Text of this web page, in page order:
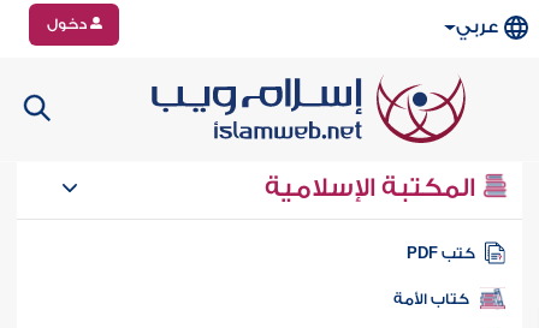
عربي دخول
المكتبة الإسلامية
كتب PDF